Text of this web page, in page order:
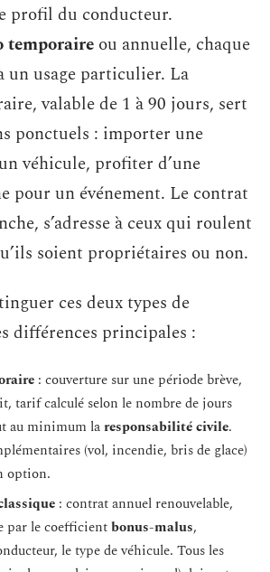
profil du conducteur.
temporaire ou annuelle, chaque
un usage particulier. La
valable de 1 à 90 jours, sert
ponctuels : importer une
véhicule, profiter d’une
pour un événement. Le contrat
s’adresse à ceux qui roulent
soient propriétaires ou non.
ces deux types de
différences principales :
: couverture sur une période brève,
tarif calculé selon le nombre de jours
au minimum laresponsabilité civile.
(vol, incendie, bris de glace)
option.
: contrat annuel renouvelable,
par le coefficientbonus-malus,
le type de véhicule. Tous les